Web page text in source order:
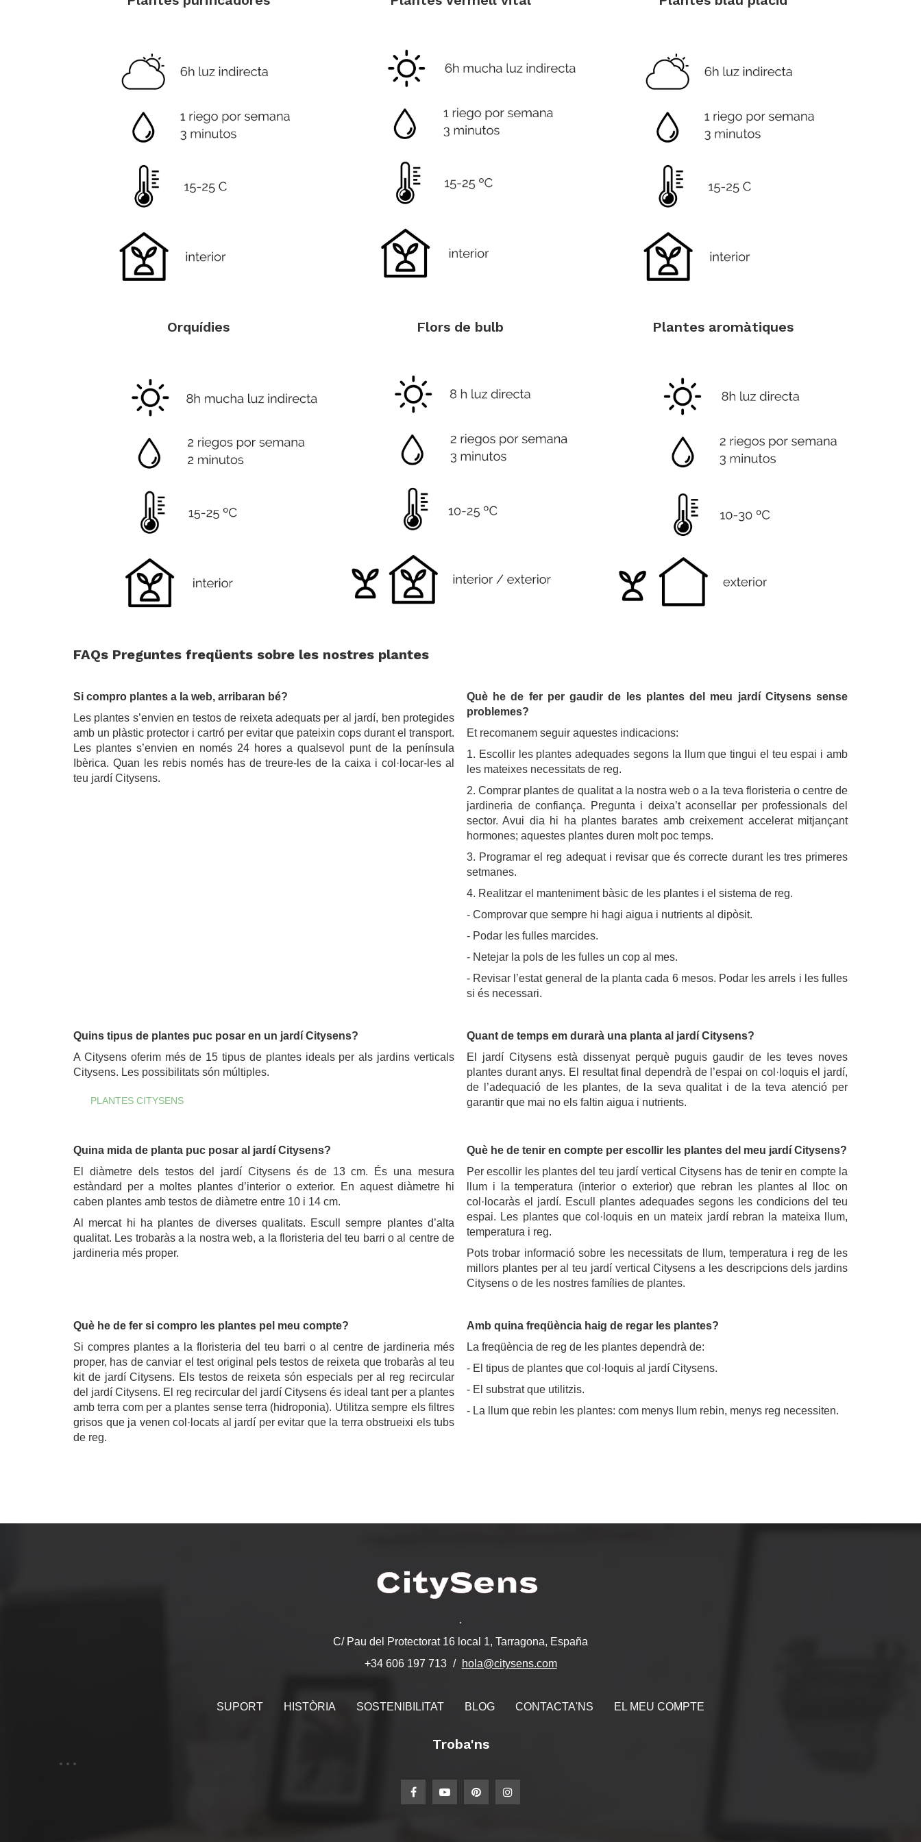
Orquídies Flors de bulb Plantes aromàtiques
FAQs Preguntes freqüents sobre les nostres plantes
Si compro plantes a la web, arribaran bé?
Les plantes s’envien en testos de reixeta adequats per al jardí, ben protegides
amb un plàstic protector i cartró per evitar que pateixin cops durant el transport.
Les plantes s’envien en només 24 hores a qualsevol punt de la península
Ibèrica. Quan les rebis només has de treure-les de la caixa i col·locar-les al
teu jardí Citysens.
Què he de fer per gaudir de les plantes del meu jardí Citysens sense
problemes?
Et recomanem seguir aquestes indicacions:
1. Escollir les plantes adequades segons la llum que tingui el teu espai i amb
les mateixes necessitats de reg.
2. Comprar plantes de qualitat a la nostra web o a la teva floristeria o centre de
jardineria de confiança. Pregunta i deixa’t aconsellar per professionals del
sector. Avui dia hi ha plantes barates amb creixement accelerat mitjançant
hormones; aquestes plantes duren molt poc temps.
3. Programar el reg adequat i revisar que és correcte durant les tres primeres
setmanes.
4. Realitzar el manteniment bàsic de les plantes i el sistema de reg.
- Comprovar que sempre hi hagi aigua i nutrients al dipòsit.
- Podar les fulles marcides.
- Netejar la pols de les fulles un cop al mes.
- Revisar l’estat general de la planta cada 6 mesos. Podar les arrels i les fulles
si és necessari.
Quins tipus de plantes puc posar en un jardí Citysens?
A Citysens oferim més de 15 tipus de plantes ideals per als jardins verticals
Citysens. Les possibilitats són múltiples.
PLANTES CITYSENS
Quant de temps em durarà una planta al jardí Citysens?
El jardí Citysens està dissenyat perquè puguis gaudir de les teves noves
plantes durant anys. El resultat final dependrà de l’espai on col·loquis el jardí,
de l’adequació de les plantes, de la seva qualitat i de la teva atenció per
garantir que mai no els faltin aigua i nutrients.
Quina mida de planta puc posar al jardí Citysens?
El diàmetre dels testos del jardí Citysens és de 13 cm. És una mesura
estàndard per a moltes plantes d’interior o exterior. En aquest diàmetre hi
caben plantes amb testos de diàmetre entre 10 i 14 cm.
Al mercat hi ha plantes de diverses qualitats. Escull sempre plantes d’alta
qualitat. Les trobaràs a la nostra web, a la floristeria del teu barri o al centre de
jardineria més proper.
Què he de tenir en compte per escollir les plantes del meu jardí Citysens?
Per escollir les plantes del teu jardí vertical Citysens has de tenir en compte la
llum i la temperatura (interior o exterior) que rebran les plantes al lloc on
col·locaràs el jardí. Escull plantes adequades segons les condicions del teu
espai. Les plantes que col·loquis en un mateix jardí rebran la mateixa llum,
temperatura i reg.
Pots trobar informació sobre les necessitats de llum, temperatura i reg de les
millors plantes per al teu jardí vertical Citysens a les descripcions dels jardins
Citysens o de les nostres famílies de plantes.
Què he de fer si compro les plantes pel meu compte?
Si compres plantes a la floristeria del teu barri o al centre de jardineria més
proper, has de canviar el test original pels testos de reixeta que trobaràs al teu
kit de jardí Citysens. Els testos de reixeta són especials per al reg recircular
del jardí Citysens. El reg recircular del jardí Citysens és ideal tant per a plantes
amb terra com per a plantes sense terra (hidroponia). Utilitza sempre els filtres
grisos que ja venen col·locats al jardí per evitar que la terra obstrueixi els tubs
de reg.
Amb quina freqüència haig de regar les plantes?
La freqüència de reg de les plantes dependrà de:
- El tipus de plantes que col·loquis al jardí Citysens.
- El substrat que utilitzis.
- La llum que rebin les plantes: com menys llum rebin, menys reg necessiten.
.
C/ Pau del Protectorat 16 local 1, Tarragona, España
+34 606 197 713
hola@citysens.com
SUPORT HISTÒRIA SOSTENIBILITAT BLOG CONTACTA'NS EL MEU COMPTE
Troba'ns